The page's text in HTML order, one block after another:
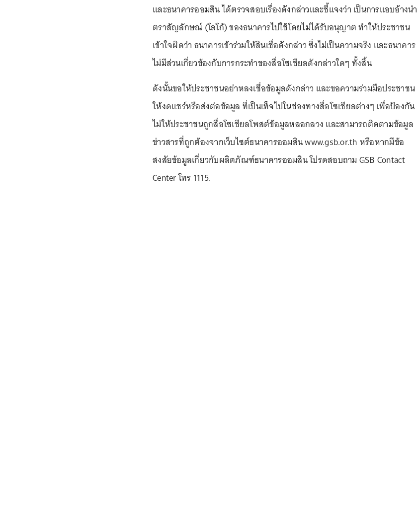
และธนาคารออมสิน ได้ตรวจสอบเรื่องดังกล่าวและชี้แจงว่า เป็นการแอบอ้างนำ
ตราสัญลักษณ์ (โลโก้) ของธนาคารไปใช้โดยไม่ได้รับอนุญาต ทำให้ประชาชน
เข้าใจผิดว่า ธนาคารเข้าร่วมให้สินเชื่อดังกล่าว ซึ่งไม่เป็นความจริง และธนาคาร
ไม่มีส่วนเกี่ยวข้องกับการกระทำของสื่อโซเชียลดังกล่าวใดๆ ทั้งสิ้น
ดังนั้นขอให้ประชาชนอย่าหลงเชื่อข้อมูลดังกล่าว และขอความร่วมมือประชาชน
ให้งดแชร์หรือส่งต่อข้อมูล ที่เป็นเท็จไปในช่องทางสื่อโซเชียลต่างๆ เพื่อป้องกัน
ไม่ให้ประชาชนถูกสื่อโซเชียลโพสต์ข้อมูลหลอกลวง และสามารถติดตามข้อมูล
ข่าวสารที่ถูกต้องจากเว็บไซต์ธนาคารออมสิน www.gsb.or.th หรือหากมีข้อ
สงสัยข้อมูลเกี่ยวกับผลิตภัณฑ์ธนาคารออมสิน โปรดสอบถาม GSB Contact
Center โทร 1115.